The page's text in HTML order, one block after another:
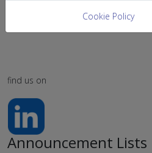
find us on
Announcement Lists
Cookie Policy